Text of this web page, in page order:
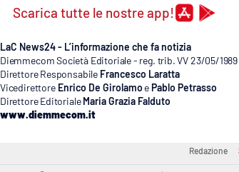
Scarica tutte le nostre app!
LaC News24 - L’informazione che fa notizia
Diemmecom Società Editoriale - reg. trib. VV 23/05/1989
Direttore Responsabile Francesco Laratta
Vicedirettore Enrico De Girolamo e Pablo Petrasso
Direttore Editoriale Maria Grazia Falduto
www.diemmecom.it
Redazione